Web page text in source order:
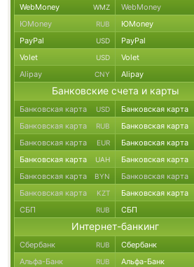
WebMoney WMZ WebMoney
ЮMoney RUB ЮMoney
PayPal USD PayPal
Volet USD Volet
Alipay CNY Alipay
Банковские счета и карты
Банковская карта USD Банковская карта
Банковская карта RUB Банковская карта
Банковская карта EUR Банковская карта
Банковская карта UAH Банковская карта
Банковская карта BYN Банковская карта
Банковская карта KZT Банковская карта
СБП RUB СБП
Интернет-банкинг
Сбербанк RUB Сбербанк
Альфа-Банк RUB Альфа-Банк